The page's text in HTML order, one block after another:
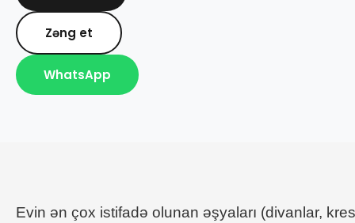
Zəng et
WhatsApp
Evin ən çox istifadə olunan əşyaları (divanlar,